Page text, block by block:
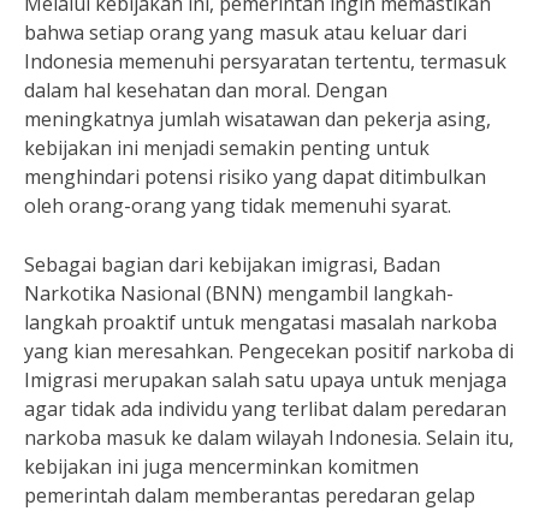
bahwa setiap orang yang masuk atau keluar dari
Indonesia memenuhi persyaratan tertentu, termasuk
dalam hal kesehatan dan moral. Dengan
meningkatnya jumlah wisatawan dan pekerja asing,
kebijakan ini menjadi semakin penting untuk
menghindari potensi risiko yang dapat ditimbulkan
oleh orang-orang yang tidak memenuhi syarat.
Sebagai bagian dari kebijakan imigrasi, Badan
Narkotika Nasional (BNN) mengambil langkah-
langkah proaktif untuk mengatasi masalah narkoba
yang kian meresahkan. Pengecekan positif narkoba di
Imigrasi merupakan salah satu upaya untuk menjaga
agar tidak ada individu yang terlibat dalam peredaran
narkoba masuk ke dalam wilayah Indonesia. Selain itu,
kebijakan ini juga mencerminkan komitmen
pemerintah dalam memberantas peredaran gelap